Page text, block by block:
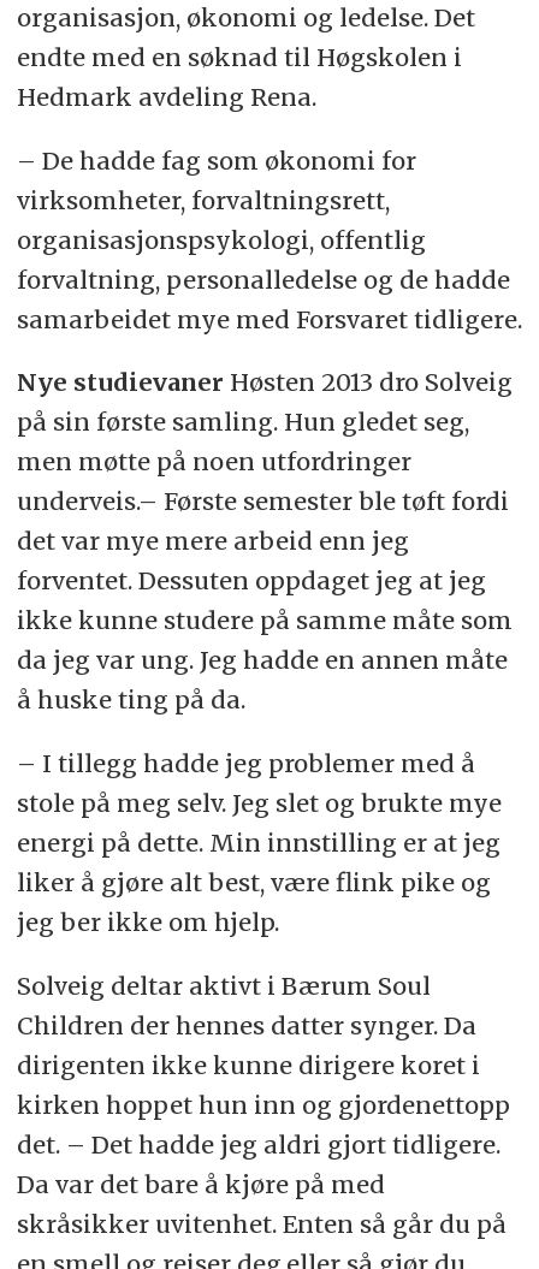
organisasjon, økonomi og ledelse. Det
endte med en søknad til Høgskolen i
Hedmark avdeling Rena.
– De hadde fag som økonomi for
virksomheter, forvaltningsrett,
organisasjonspsykologi, offentlig
forvaltning, personalledelse og de hadde
samarbeidet mye med Forsvaret tidligere.
Nye studievaner Høsten 2013 dro Solveig
på sin første samling. Hun gledet seg,
men møtte på noen utfordringer
underveis.– Første semester ble tøft fordi
det var mye mere arbeid enn jeg
forventet. Dessuten oppdaget jeg at jeg
ikke kunne studere på samme måte som
da jeg var ung. Jeg hadde en annen måte
å huske ting på da.
– I tillegg hadde jeg problemer med å
stole på meg selv. Jeg slet og brukte mye
energi på dette. Min innstilling er at jeg
liker å gjøre alt best, være flink pike og
jeg ber ikke om hjelp.
Solveig deltar aktivt i Bærum Soul
Children der hennes datter synger. Da
dirigenten ikke kunne dirigere koret i
kirken hoppet hun inn og gjordenettopp
det. – Det hadde jeg aldri gjort tidligere.
Da var det bare å kjøre på med
skråsikker uvitenhet. Enten så går du på